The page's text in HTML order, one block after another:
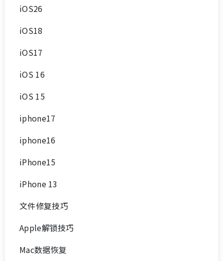
iOS26
iOS18
iOS17
iOS 16
iOS 15
iphone17
iphone16
iPhone15
iPhone 13
文件修复技巧
Apple解锁技巧
Mac数据恢复